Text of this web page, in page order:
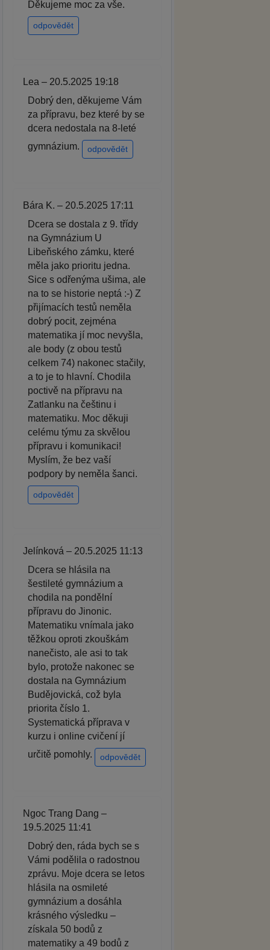
Děkujeme moc za vše.
odpovědět
Lea – 20.5.2025 19:18
Dobrý den, děkujeme Vám
za přípravu, bez které by se
dcera nedostala na 8-leté
gymnázium.
odpovědět
Bára K. – 20.5.2025 17:11
Dcera se dostala z 9. třídy
na Gymnázium U
Libeňského zámku, které
měla jako prioritu jedna.
Sice s odřenýma ušima, ale
na to se historie neptá :-) Z
přijímacích testů neměla
dobrý pocit, zejména
matematika jí moc nevyšla,
ale body (z obou testů
celkem 74) nakonec stačily,
a to je to hlavní. Chodila
poctivě na přípravu na
Zatlanku na češtinu i
matematiku. Moc děkuji
celému týmu za skvělou
přípravu i komunikaci!
Myslím, že bez vaší
podpory by neměla šanci.
odpovědět
Jelínková – 20.5.2025 11:13
Dcera se hlásila na
šestileté gymnázium a
chodila na pondělní
přípravu do Jinonic.
Matematiku vnímala jako
těžkou oproti zkouškám
nanečisto, ale asi to tak
bylo, protože nakonec se
dostala na Gymnázium
Budějovická, což byla
priorita číslo 1.
Systematická příprava v
kurzu i online cvičení jí
určitě pomohly.
odpovědět
Ngoc Trang Dang –
19.5.2025 11:41
Dobrý den, ráda bych se s
Vámi podělila o radostnou
zprávu. Moje dcera se letos
hlásila na osmileté
gymnázium a dosáhla
krásného výsledku –
získala 50 bodů z
matematiky a 49 bodů z